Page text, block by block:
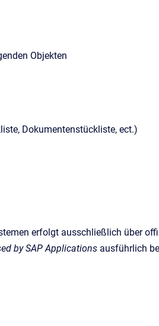
Objekten
Dokumentenstückliste, ect.)
erfolgt ausschließlich über
by SAP Applications ausführlich